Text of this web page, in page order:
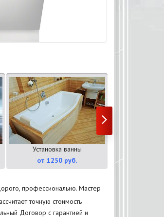
Установка ванны
от 1250 руб.
профессионально. Мастер
точную стоимость
Договор с гарантией и